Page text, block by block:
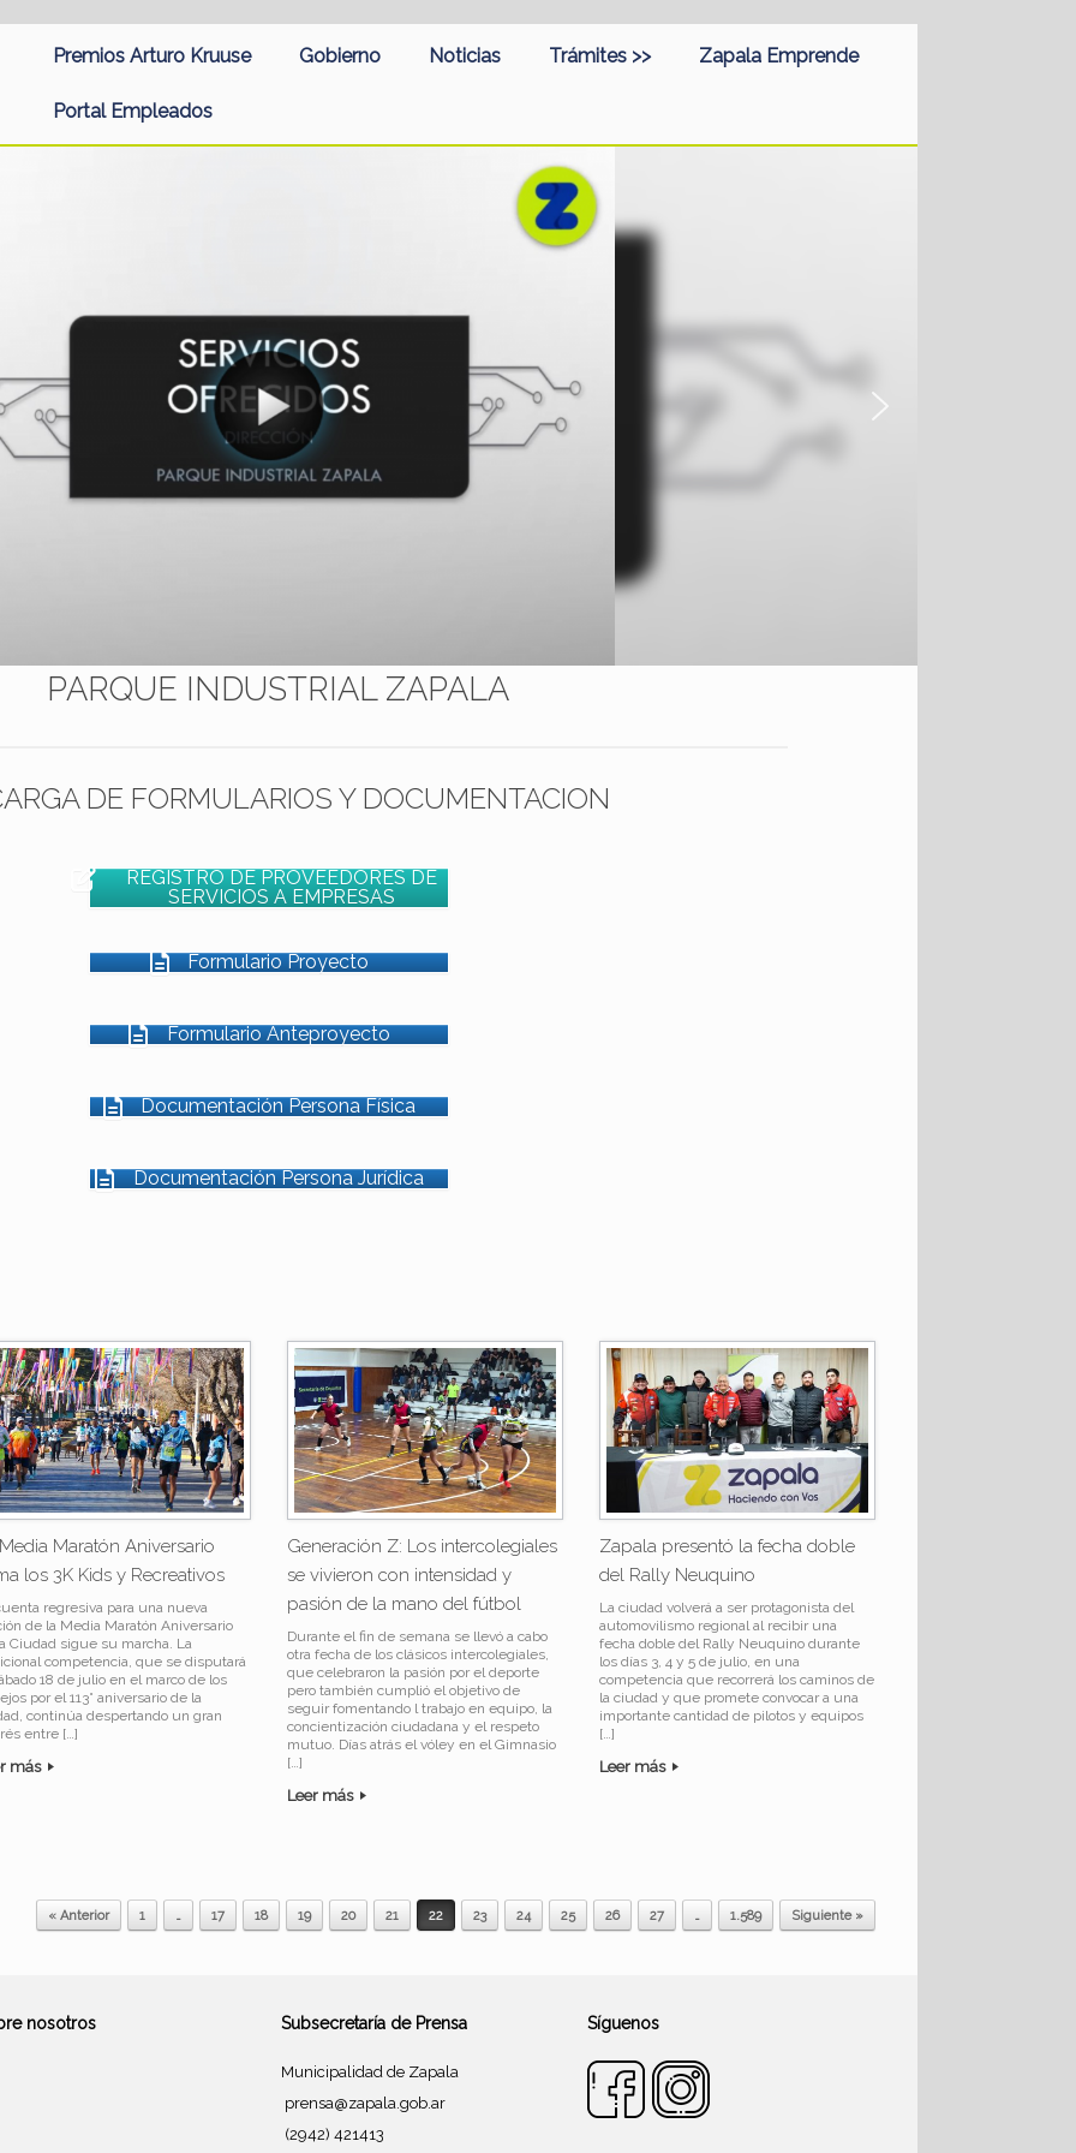
Premios Arturo Kruuse Gobierno Noticias Trámites >> Zapala Emprende
Portal Empleados
PARQUE INDUSTRIAL ZAPALA
DE FORMULARIOS Y DOCUMENTACION
REGISTRO DE PROVEEDORES DE
SERVICIOS A EMPRESAS
Formulario Proyecto
Formulario Anteproyecto
Documentación Persona Física
Documentación Persona Jurídica
Maratón Aniversario
los 3K Kids y Recreativos
regresiva para una nueva
de la Media Maratón Aniversario
Ciudad sigue su marcha. La
competencia, que se disputará
18 de julio en el marco de los
por el 113° aniversario de la
continúa despertando un gran
entre […]
más
Generación Z: Los intercolegiales
se vivieron con intensidad y
pasión de la mano del fútbol
Durante el fin de semana se llevó a cabo
otra fecha de los clásicos intercolegiales,
que celebraron la pasión por el deporte
pero también cumplió el objetivo de
seguir fomentando l trabajo en equipo, la
concientización ciudadana y el respeto
mutuo. Días atrás el vóley en el Gimnasio
[…]
Leer más
Zapala presentó la fecha doble
del Rally Neuquino
La ciudad volverá a ser protagonista del
automovilismo regional al recibir una
fecha doble del Rally Neuquino durante
los días 3, 4 y 5 de julio, en una
competencia que recorrerá los caminos de
la ciudad y que promete convocar a una
importante cantidad de pilotos y equipos
[…]
Leer más
« Anterior 1 … 17 18 19 20 21 22 23 24 25 26 27 … 1.589 Siguiente »
nosotros Subsecretaría de Prensa
Municipalidad de Zapala
prensa@zapala.gob.ar
(2942) 421413
Síguenos